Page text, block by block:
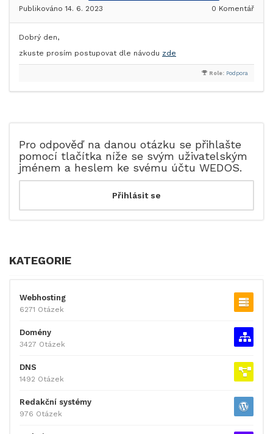
Publikováno 14. 6. 2023
0 Komentář
Dobrý den,
zkuste prosím postupovat dle návodu zde
Role: Podpora
Pro odpověď na danou otázku se přihlašte
pomocí tlačítka níže se svým uživatelským
jménem a heslem ke svému účtu WEDOS.
KATEGORIE
Webhosting
6271 Otázek
Domény
3427 Otázek
DNS
1492 Otázek
Redakční systémy
976 Otázek